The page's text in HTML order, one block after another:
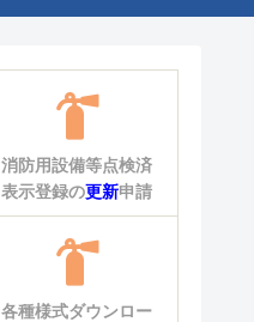
消防用設備等点検済
表示登録の更新申請
各種様式ダウンロー